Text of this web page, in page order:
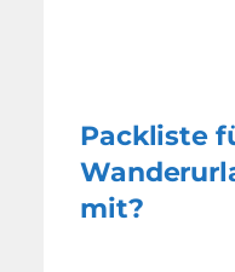
Packliste
mit?